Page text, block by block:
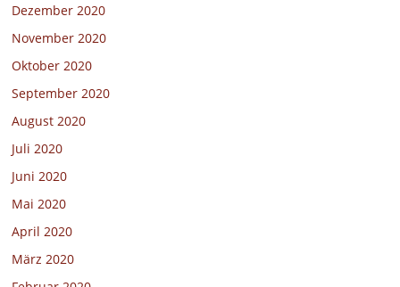
Dezember 2020
November 2020
Oktober 2020
September 2020
August 2020
Juli 2020
Juni 2020
Mai 2020
April 2020
März 2020